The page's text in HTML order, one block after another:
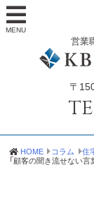
MENU
営業
〒
HOME コラム 住